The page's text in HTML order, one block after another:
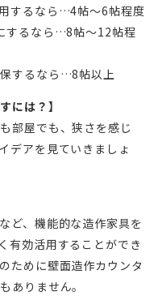
するなら…4帖～6帖程度
するなら…8帖～12帖程
するなら…8帖以上
には？】
部屋でも、狭さを感じ
デアを見ていきましょ
ど、機能的な造作家具を
有効活用することができ
ために壁面造作カウンタ
ありません。